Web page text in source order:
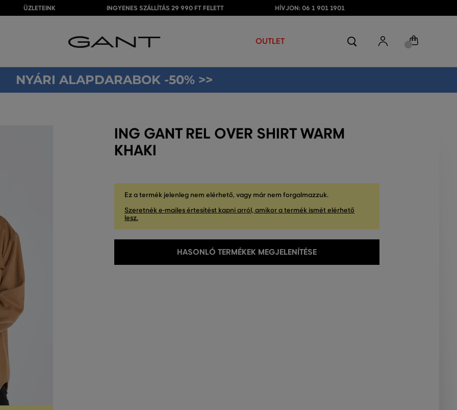
ÜZLETEINK INGYENES SZÁLLÍTÁS 29 990 FT FELETT HÍVJON: 06 1 901 1901
OUTLET
NYÁRI ALAPDARABOK -50% >>
ING GANT REL OVER SHIRT WARM
KHAKI
Ez a termék jelenleg nem elérhető, vagy már nem forgalmazzuk.
Szeretnék e-mailes értesítést kapni arról, amikor a termék ismét elérhető
lesz.
HASONLÓ TERMÉKEK MEGJELENÍTÉSE